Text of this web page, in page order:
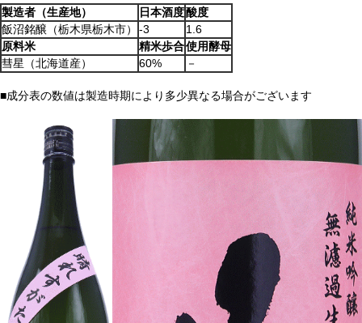
製造者（生産地） 日本酒度酸度
飯沼銘醸（栃木県栃木市）
-3
1.6
原料米
精米歩合使用酵母
彗星（北海道産）
60% －
■成分表の数値は製造時期により多少異なる場合がございます